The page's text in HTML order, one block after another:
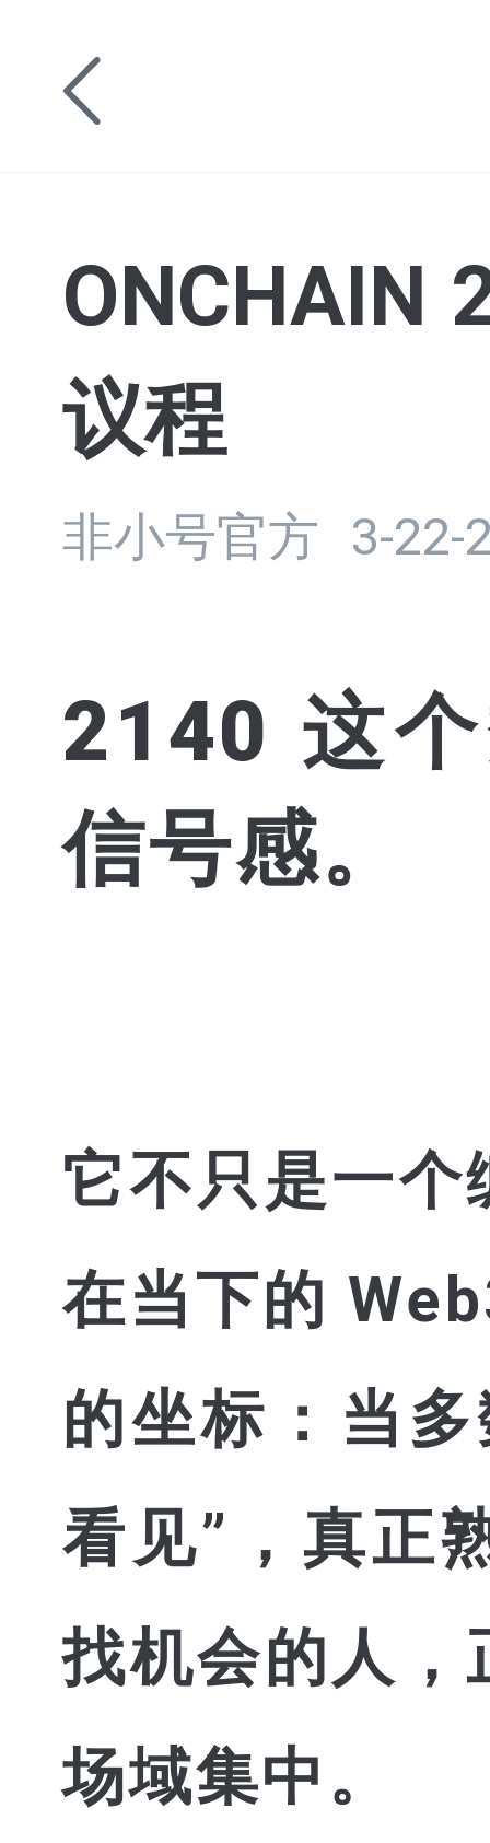
ONCHAIN
议程
非小号官方 3-22-
2140 这
信号感。
它不只是一
在当下的
的坐标：当
看见”，真正
找机会的人，
场域集中。